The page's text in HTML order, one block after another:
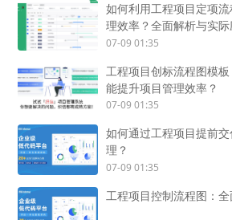
如何利用工程项目定项流
理效率？全面解析与实际
07-09 01:35
工程项目创标流程图模板
能提升项目管理效率？
07-09 01:35
如何通过工程项目提前
理？
07-09 01:35
工程项目控制流程图：